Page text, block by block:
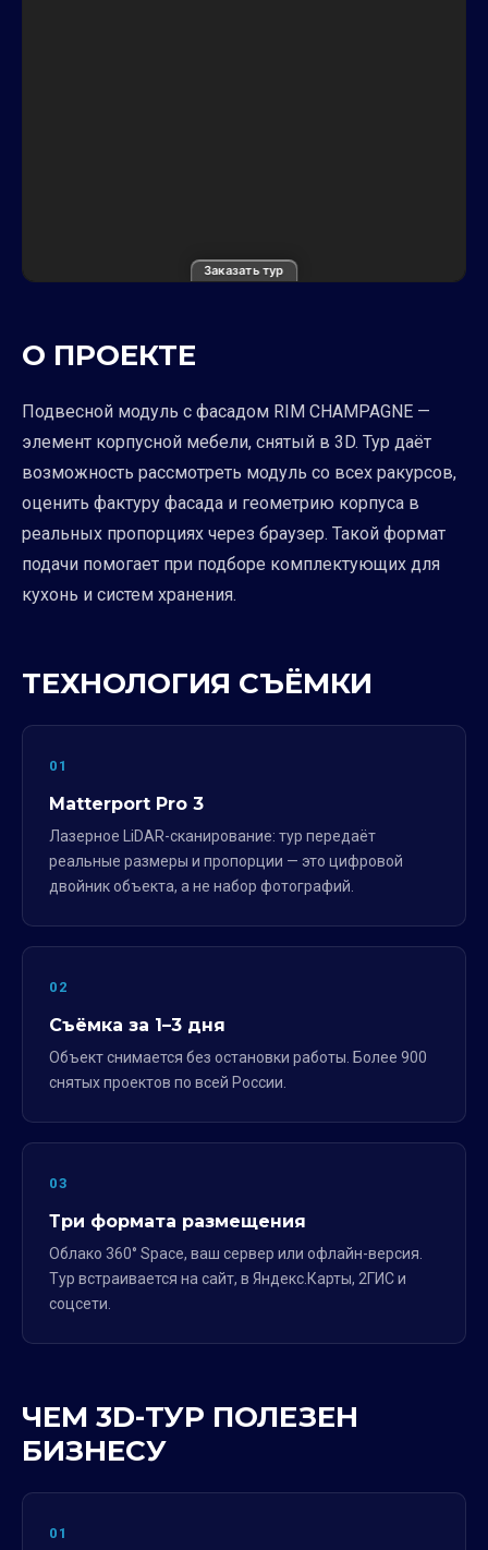
Заказать тур
О ПРОЕКТЕ
Подвесной модуль с фасадом RIM CHAMPAGNE —
элемент корпусной мебели, снятый в 3D. Тур даёт
возможность рассмотреть модуль со всех ракурсов,
оценить фактуру фасада и геометрию корпуса в
реальных пропорциях через браузер. Такой формат
подачи помогает при подборе комплектующих для
кухонь и систем хранения.
ТЕХНОЛОГИЯ СЪЁМКИ
01
Matterport Pro 3
Лазерное LiDAR-сканирование: тур передаёт
реальные размеры и пропорции — это цифровой
двойник объекта, а не набор фотографий.
02
Съёмка за 1–3 дня
Объект снимается без остановки работы. Более 900
снятых проектов по всей России.
03
Три формата размещения
Облако 360° Space, ваш сервер или офлайн-версия.
Тур встраивается на сайт, в Яндекс.Карты, 2ГИС и
соцсети.
ЧЕМ 3D-ТУР ПОЛЕЗЕН
БИЗНЕСУ
01